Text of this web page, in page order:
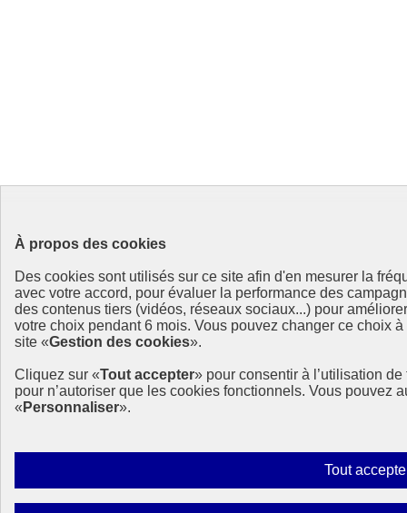
À propos des cookies
Des cookies sont utilisés sur ce site afin d'en mesurer la
avec votre accord, pour évaluer la performance des
des contenus tiers (vidéos, réseaux sociaux...) pour
votre choix pendant 6 mois. Vous pouvez changer ce choix
site «Gestion des cookies».
Cliquez sur «Tout accepter» pour consentir à l’utilisation
pour n’autoriser que les cookies fonctionnels. Vous pouvez
« Personnaliser».
Tout